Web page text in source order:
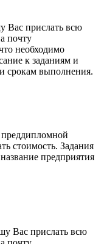
Вас прислать всю
почту
необходимо
к заданиям и
срокам выполнения.
стоимость. Задания
предприятия
Вас прислать всю